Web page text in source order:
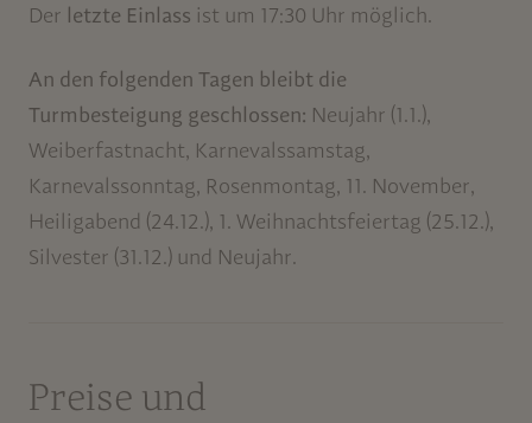
Der letzte Einlass ist um 17:30 Uhr möglich.
An den folgenden Tagen bleibt die
Turmbesteigung geschlossen: Neujahr (1.1.),
Weiberfastnacht, Karnevalssamstag,
Karnevalssonntag, Rosenmontag, 11. November,
Heiligabend (24.12.), 1. Weihnachtsfeiertag (25.12.),
Silvester (31.12.) und Neujahr.
Preise und